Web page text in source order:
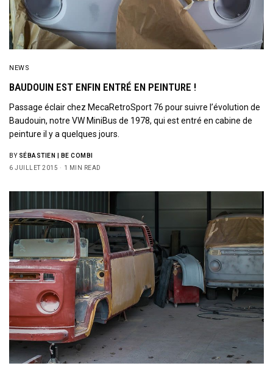
NEWS
BAUDOUIN EST ENFIN ENTRÉ EN PEINTURE !
Passage éclair chez MecaRetroSport 76 pour suivre l’évolution de
Baudouin, notre VW MiniBus de 1978, qui est entré en cabine de
peinture il y a quelques jours.
BY SÉBASTIEN | BE COMBI
6 JUILLET 2015
1 MIN READ